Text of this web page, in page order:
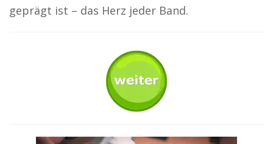
geprägt ist – das Herz jeder Band.